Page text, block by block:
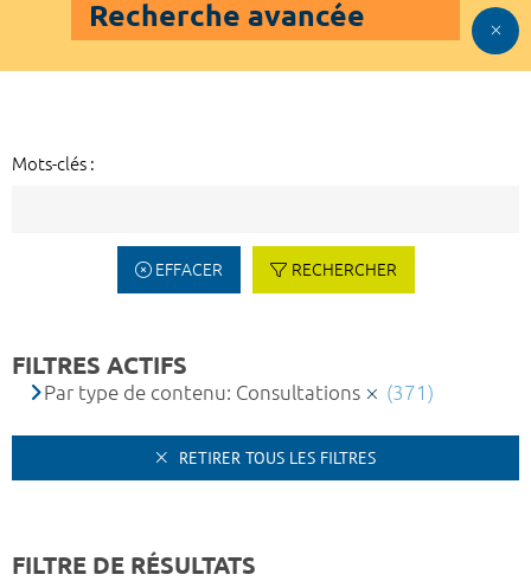
Recherche avancée
Mots-clés :
EFFACER RECHERCHER
FILTRES ACTIFS
Par type de contenu: Consultations (371)
RETIRER TOUS LES FILTRES
FILTRE DE RÉSULTATS